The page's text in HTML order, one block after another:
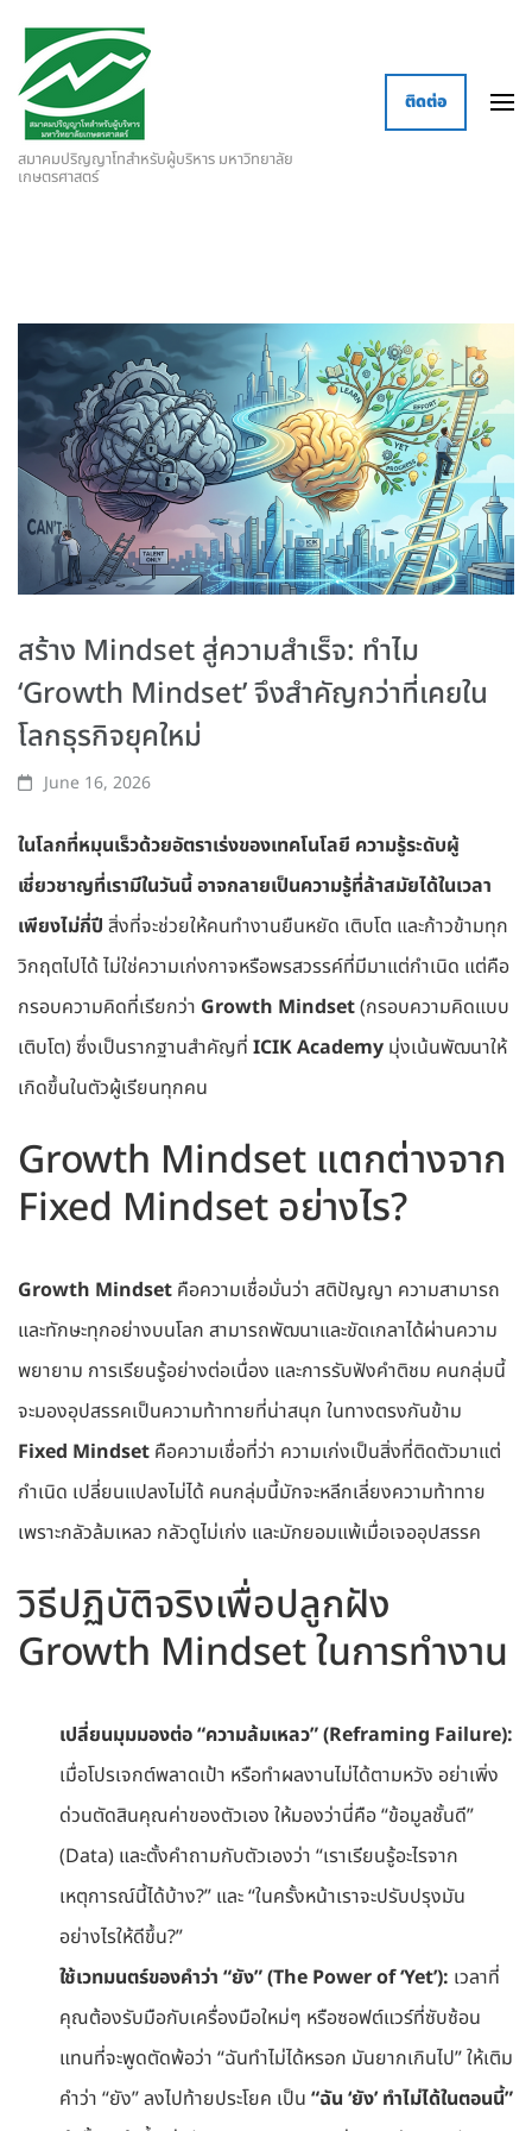
สมาคมปริญญาโทสำหรับผู้บริหาร มหาวิทยาลัย
เกษตรศาสตร์
ติดต่อ
สร้าง Mindset สู่ความสำเร็จ: ทำไม
‘Growth Mindset’ จึงสำคัญกว่าที่เคยใน
โลกธุรกิจยุคใหม่
June 16, 2026
ในโลกที่หมุนเร็วด้วยอัตราเร่งของเทคโนโลยี ความรู้ระดับผู้
เชี่ยวชาญที่เรามีในวันนี้ อาจกลายเป็นความรู้ที่ล้าสมัยได้ในเวลา
เพียงไม่กี่ปี สิ่งที่จะช่วยให้คนทำงานยืนหยัด เติบโต และก้าวข้ามทุก
วิกฤตไปได้ ไม่ใช่ความเก่งกาจหรือพรสวรรค์ที่มีมาแต่กำเนิด แต่คือ
กรอบความคิดที่เรียกว่า Growth Mindset(กรอบความคิดแบบ
เติบโต) ซึ่งเป็นรากฐานสำคัญที่ ICIK Academy มุ่งเน้นพัฒนาให้
เกิดขึ้นในตัวผู้เรียนทุกคน
Growth Mindset แตกต่างจาก
Fixed Mindset อย่างไร?
Growth Mindset คือความเชื่อมั่นว่า สติปัญญา ความสามารถ
และทักษะทุกอย่างบนโลก สามารถพัฒนาและขัดเกลาได้ผ่านความ
พยายาม การเรียนรู้อย่างต่อเนื่อง และการรับฟังคำติชม คนกลุ่มนี้
จะมองอุปสรรคเป็นความท้าทายที่น่าสนุก ในทางตรงกันข้าม
Fixed Mindset คือความเชื่อที่ว่า ความเก่งเป็นสิ่งที่ติดตัวมาแต่
กำเนิด เปลี่ยนแปลงไม่ได้ คนกลุ่มนี้มักจะหลีกเลี่ยงความท้าทาย
เพราะกลัวล้มเหลว กลัวดูไม่เก่ง และมักยอมแพ้เมื่อเจออุปสรรค
วิธีปฏิบัติจริงเพื่อปลูกฝัง
Growth Mindset ในการทำงาน
เปลี่ยนมุมมองต่อ “ความล้มเหลว” (Reframing Failure):
เมื่อโปรเจกต์พลาดเป้า หรือทำผลงานไม่ได้ตามหวัง อย่าเพิ่ง
ด่วนตัดสินคุณค่าของตัวเอง ให้มองว่านี่คือ “ข้อมูลชั้นดี”
(Data) และตั้งคำถามกับตัวเองว่า “เราเรียนรู้อะไรจาก
เหตุการณ์นี้ได้บ้าง?” และ “ในครั้งหน้าเราจะปรับปรุงมัน
อย่างไรให้ดีขึ้น?”
ใช้เวทมนตร์ของคำว่า “ยัง” (The Power of ‘Yet’): เวลาที่
คุณต้องรับมือกับเครื่องมือใหม่ๆ หรือซอฟต์แวร์ที่ซับซ้อน
แทนที่จะพูดตัดพ้อว่า “ฉันทำไม่ได้หรอก มันยากเกินไป” ให้เติม
คำว่า “ยัง” ลงไปท้ายประโยค เป็น “ฉัน ‘ยัง’ ทำไม่ได้ในตอนนี้”